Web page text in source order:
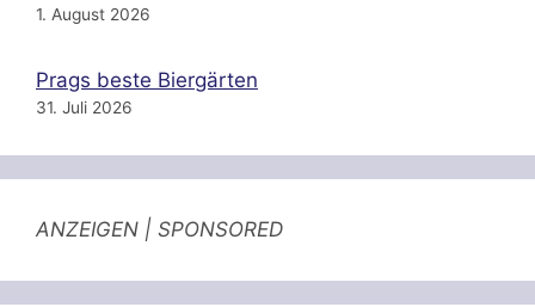
1. August 2026
Prags beste Biergärten
31. Juli 2026
ANZEIGEN | SPONSORED